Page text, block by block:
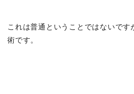
これは普通ということではないです
術です。